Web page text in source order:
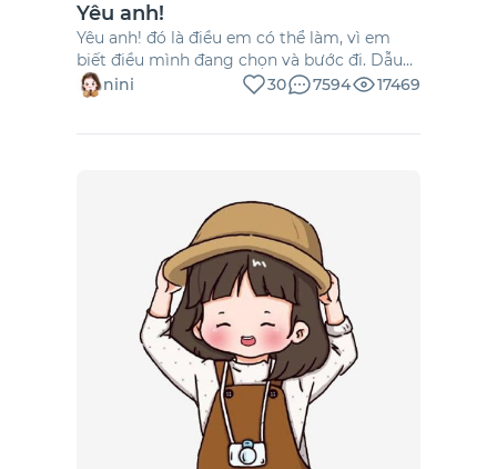
Yêu anh!
Yêu anh! đó là điều em có thể làm, vì em
biết điều mình đang chọn và bước đi. Dẫu
có khi già yếu ốm đau, sẽ luôn cùng bên
nini 30 7594 17469